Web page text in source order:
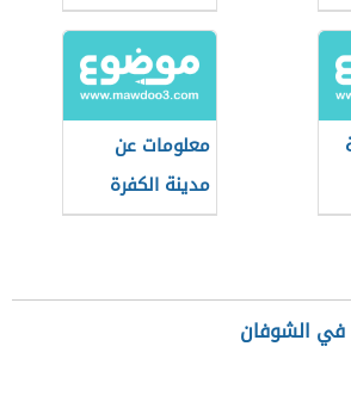
معلومات عن
مدينة الكفرة
في الشوفان